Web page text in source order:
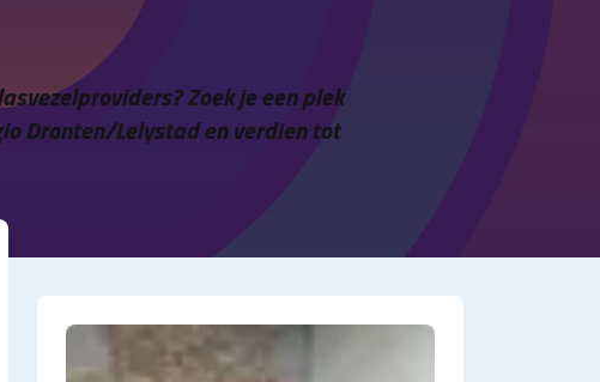
Zoek je een plek
Dronten/Lelystad en verdien tot